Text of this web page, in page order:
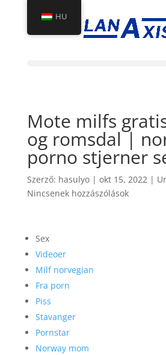
Mote milfs
og romsdal |
porno stjerner
Szerző: hasulyo| okt 15, 2022|
Nincsenek hozzászólások
Sex
Videoer
Milf norvegian
Fra porn
Piss
Stavanger
Pornstar
Norway mom
HU